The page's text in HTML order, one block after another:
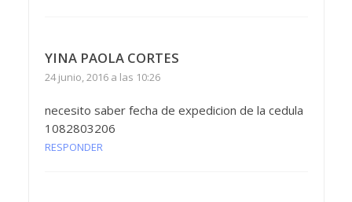
YINA PAOLA CORTES
24 junio, 2016 a las 10:26
necesito saber fecha de expedicion de la cedula
1082803206
RESPONDER